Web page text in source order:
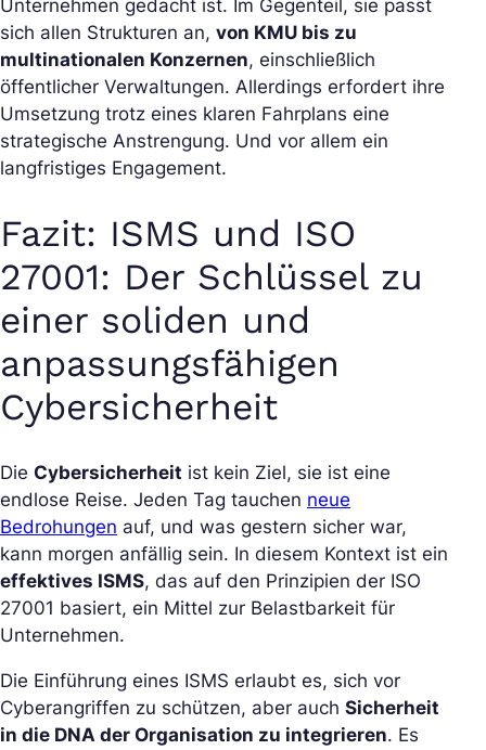
Unternehmen gedacht ist. Im Gegenteil, sie passt
sich allen Strukturen an, von KMU bis zu
multinationalen Konzernen, einschließlich
öffentlicher Verwaltungen. Allerdings erfordert ihre
Umsetzung trotz eines klaren Fahrplans eine
strategische Anstrengung. Und vor allem ein
langfristiges Engagement.
Fazit: ISMS und ISO
27001: Der Schlüssel zu
einer soliden und
anpassungsfähigen
Cybersicherheit
Die Cybersicherheit ist kein Ziel, sie ist eine
endlose Reise. Jeden Tag tauchen neue
Bedrohungen auf, und was gestern sicher war,
kann morgen anfällig sein. In diesem Kontext ist ein
effektives ISMS, das auf den Prinzipien der ISO
27001 basiert, ein Mittel zur Belastbarkeit für
Unternehmen.
Die Einführung eines ISMS erlaubt es, sich vor
Cyberangriffen zu schützen, aber auch Sicherheit
in die DNA der Organisation zu integrieren. Es